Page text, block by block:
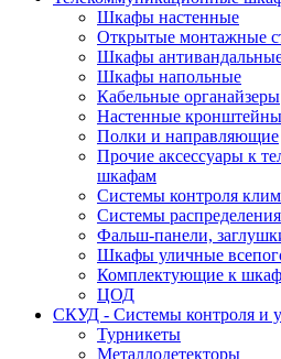
Шкафы настенные
Открытые монтажные
Шкафы
Шкафы напольные
Кабельные органайзеры
Настенные кронштейны
Полки и направляющие
Прочие аксессуары к
шкафам
Системы контроля
Системы
Фальш-панели,
Шкафы уличные
Комплектующие к
ЦОД
СКУД - Системы контроля и
Турникеты
Металлодетекторы